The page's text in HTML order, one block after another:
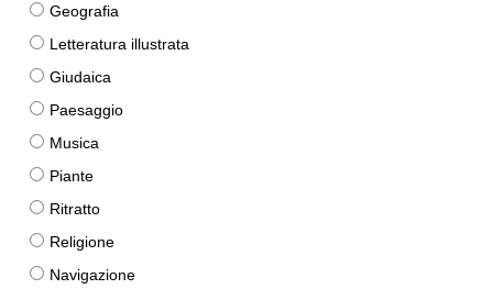
Geografia
Letteratura illustrata
Giudaica
Paesaggio
Musica
Piante
Ritratto
Religione
Navigazione